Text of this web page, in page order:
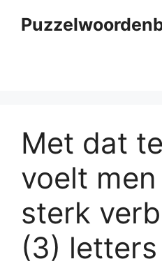
Met dat
voelt
sterk
(3) letters